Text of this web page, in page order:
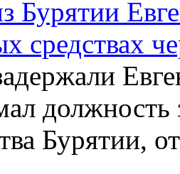
Бурятии
средствах
должность
Бурятии,